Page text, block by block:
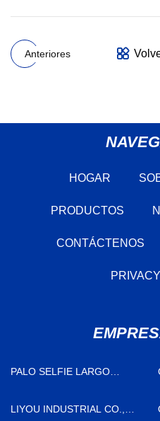
Anteriores
HOGAR
PRODUCTOS
CONTÁCTENOS
PALO SELFIE LARGO
LIYOU INDUSTRIAL CO.,